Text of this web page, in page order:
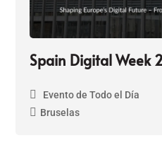
Spain Digital Week
Evento de Todo el Día
Bruselas